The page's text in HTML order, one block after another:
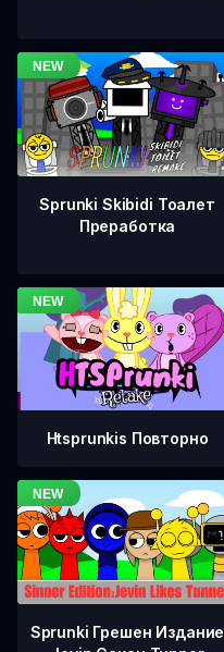
Sprunki Skibidi Тоалет
Преработка
Htsprunkis Повторно
Sprunki Грешен Издание